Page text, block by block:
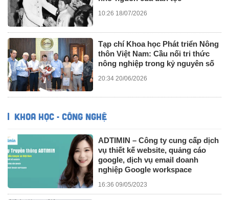
10:26 18/07/2026
Tạp chí Khoa học Phát triển Nông
thôn Việt Nam: Cầu nối tri thức
nông nghiệp trong kỷ nguyên số
20:34 20/06/2026
KHOA HỌC - CÔNG NGHỆ
ADTIMIN – Công ty cung cấp dịch
vụ thiết kế website, quảng cáo
google, dịch vụ email doanh
nghiệp Google workspace
16:36 09/05/2023